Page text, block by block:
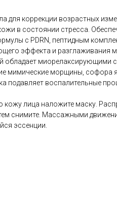
для коррекции возрастных
в состоянии стресса.
с PDRN, пептидным
эффекта и разглаживания
обладает миорелаксирующими
мимические морщины, софора
подавляет воспалительные
лица наложите маску.
снимите. Массажными
эссенции.